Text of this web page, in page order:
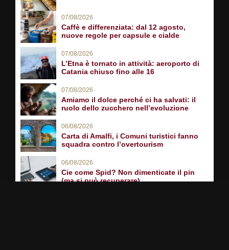
07/08/2026
Caffè e differenziata: dal 12 agosto,
nuove regole per capsule e cialde
07/08/2026
L’Etna è tornato in attività: aeroporto di
Catania chiuso fino alle 16
07/08/2026
Amiamo il dolce perché ci ha salvati: il
ruolo dello zucchero nell’evoluzione
06/08/2026
Carta di Amalfi, i Comuni turistici fanno
squadra contro l’overtourism
06/08/2026
Cie come Spid? Non dimenticate il pin
(ma si può recuperare)